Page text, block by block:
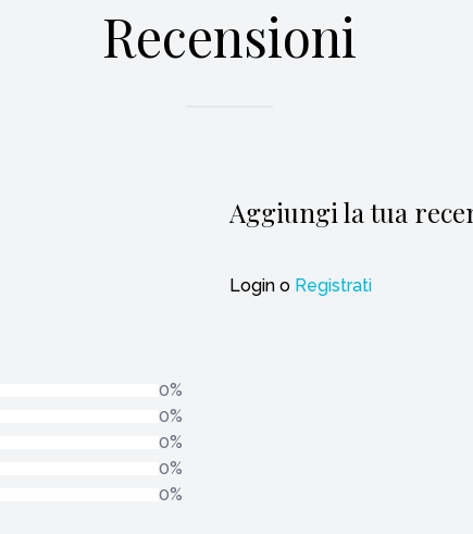
Recensioni
0%
0%
0%
0%
0%
Aggiungi la tua
Login o Registrati